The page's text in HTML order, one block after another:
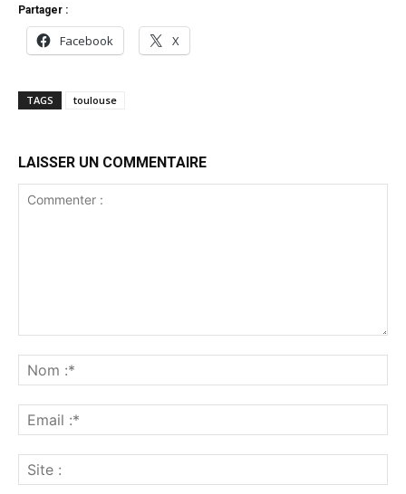
Partager :
Facebook X
TAGS toulouse
LAISSER UN COMMENTAIRE